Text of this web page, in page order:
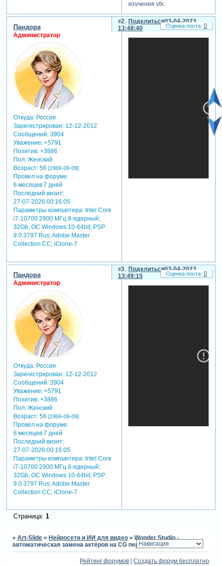
изучения vfx.
сервис, о котором идет
речь, является результатом
трехлетней работы
стартапа. веб-площадка
автору проекта достаточно
у многих других
поэтому мы
решили
создать
ии и машинного обучения.
вычисления производятся
на базе nvidia rtx.
Поделиться
2
03-04-2023
13:48:40
Пандора
Администратор
Откуда:Россия
Зарегистрирован: 12-12-2012
Сообщений:3904
Уважение: +5791
Позитив: +3886
Пол:Женский
Возраст:56 [1969-09-09]
Провел на форуме:
6 месяцев 7 дней
Последний визит:
27-07-2026 00:16:05
Параметры компьютера:Intel Core
i7-10700 2900 МГц 8-ядерный;
32Gb; ОС Windows 10-64bit; PSP
9.0.3797 Rus; Adobe Master
Collection СС; iClone-7
0
Поделиться
3
03-04-2023
13:49:15
Пандора
Администратор
Откуда:Россия
Зарегистрирован: 12-12-2012
Сообщений:3904
Уважение: +5791
Позитив: +3886
Пол:Женский
Возраст:56 [1969-09-09]
Провел на форуме:
6 месяцев 7 дней
Последний визит:
27-07-2026 00:16:05
Параметры компьютера:Intel Core
i7-10700 2900 МГц 8-ядерный;
32Gb; ОС Windows 10-64bit; PSP
9.0.3797 Rus; Adobe Master
Collection СС; iClone-7
0
Страница: 1
»Art-Slide »Нейросети и ИИ для видео »Wonder Studio -
автоматическая замена актёров на CG персонажей
Рейтинг форумов |Создать форум бесплатно